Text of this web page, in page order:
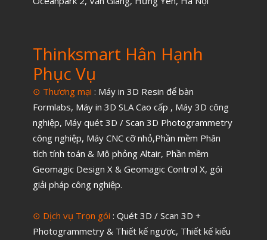
Thinksmart Hân Hạnh
Phục Vụ
⊙ Thương mại : Máy in 3D Resin để bàn
Formlabs, Máy in 3D SLA Cao cấp , Máy 3D công
nghiệp, Máy quét 3D / Scan 3D Photogrammetry
công nghiệp, Máy CNC cỡ nhỏ,Phần mềm Phân
tích tính toán & Mô phỏng Altair, Phần mềm
Geomagic Design X & Geomagic Control X, gói
giải pháp công nghiệp.
⊙ Dịch vụ Trọn gói : Quét 3D / Scan 3D +
Photogrammetry & Thiết kế ngược, Thiết kế kiểu